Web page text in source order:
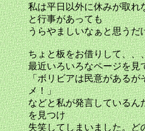
私は平日以外に休みが取れ
と行事があっても
うらやましいなぁと思うだ
ちょと板をお借りして、、
最近いろいろなページを見
「ボリビアは民意があるが
メ！」
などと私が発言しているん
を見つけ
失笑してしまいました。ど